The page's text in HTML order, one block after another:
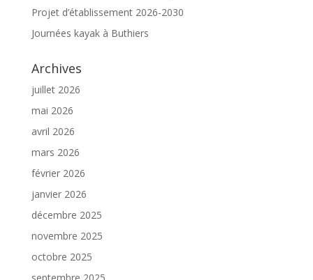
Projet d’établissement 2026-2030
Journées kayak à Buthiers
Archives
juillet 2026
mai 2026
avril 2026
mars 2026
février 2026
janvier 2026
décembre 2025
novembre 2025
octobre 2025